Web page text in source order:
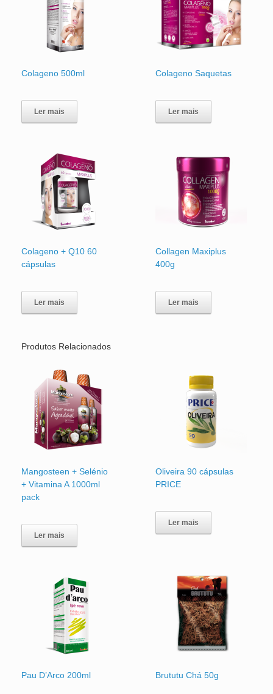
Colageno 500ml
Ler mais
Colageno Saquetas
Ler mais
Colageno + Q10 60
cápsulas
Ler mais
Collagen Maxiplus
400g
Ler mais
Produtos Relacionados
Mangosteen + Selénio
+ Vitamina A 1000ml
pack
Ler mais
Oliveira 90 cápsulas
PRICE
Ler mais
Pau D’Arco 200ml Brututu Chá 50g